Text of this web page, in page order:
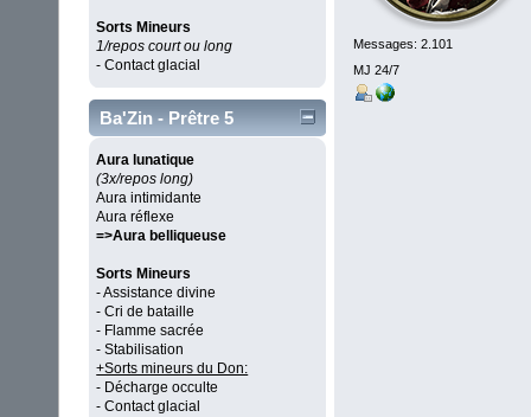
Sorts Mineurs
1/repos court ou long
- Contact glacial
Ba'Zin - Prêtre 5
Aura lunatique
(3x/repos long)
Aura intimidante
Aura réflexe
=>Aura belliqueuse
Sorts Mineurs
- Assistance divine
- Cri de bataille
- Flamme sacrée
- Stabilisation
+Sorts mineurs du Don:
- Décharge occulte
- Contact glacial
Messages: 2.101
MJ 24/7